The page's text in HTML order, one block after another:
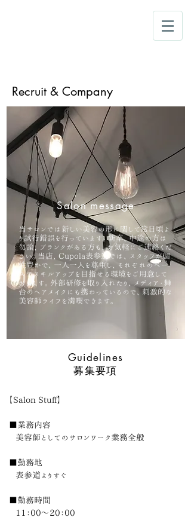
Recruit & Company
当サロンでは新しい美容の形に関して常日頃よ
り試行錯誤を行っています。新卒、中途の方は
勿論、ブランクがある方も、お気軽にご連絡くだ
さい。当店、Cupola表参道では、スタッフが個
性豊かで、一人一人を尊重し、それぞれのペー
スでスキルアップを目指せる環境をご用意して
おります。外部研修を取り入れたり、メディア・舞
台のヘアメイクにも携わっているので、刺激的な
美容師ライフを満喫できます。
Salon message
Guidelines
募集要項
【Salon Stuff】
■業務内容
美容師としてのサロンワーク業務全般
■勤務地
表参道よりすぐ
■勤務時間
11：00〜20：00